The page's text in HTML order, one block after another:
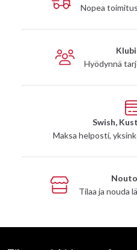
Nopea
Hyödynnä
Swish,
Maksa helposti,
Tilaa ja nouda